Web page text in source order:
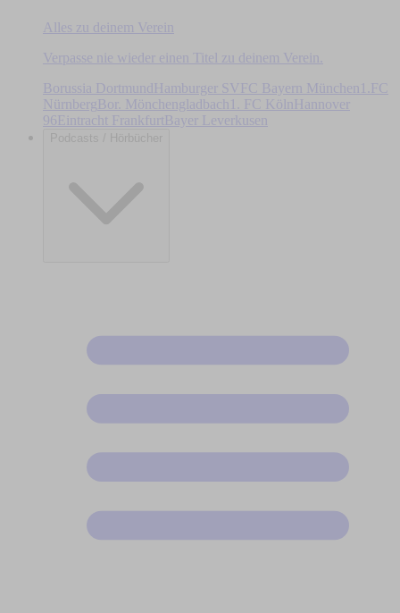
Alles zu deinem Verein
Verpasse nie wieder einen Titel zu deinem Verein.
Borussia DortmundHamburger SV FC Bayern München
1.FC
Nürnberg Bor. Mönchengladbach 1. FC Köln
Hannover
96Eintracht Frankfurt Bayer Leverkusen
Podcasts / Hörbücher